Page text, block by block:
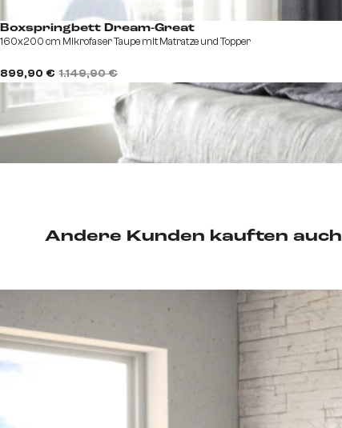
Andere Kunden kauften auch
Boxspringbett Dream-Great
160x200 cm Mikrofaser Taupe mit Matratze und Topper
899,90 € 1.149,90 €